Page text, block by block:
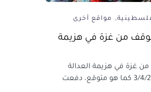
مواقع أخرى
من غزة في هزيمة
غزة في هزيمة العدالة
والتنمية؟ عربي بوست 3/4/2024 كما هو متوقع، دفعت